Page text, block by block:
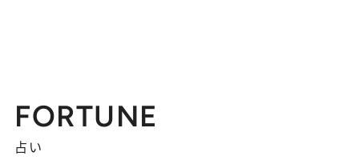
FORTUNE
占い